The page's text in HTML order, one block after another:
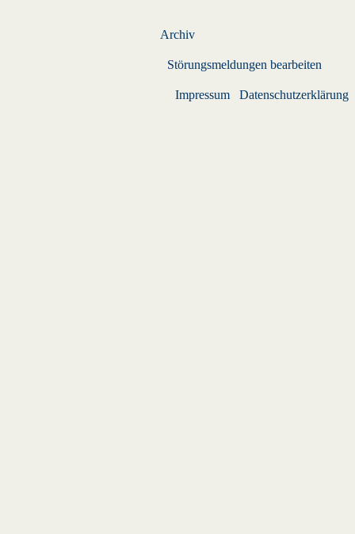
Archiv
Störungsmeldungen bearbeiten
Impressum Datenschutzerklärung